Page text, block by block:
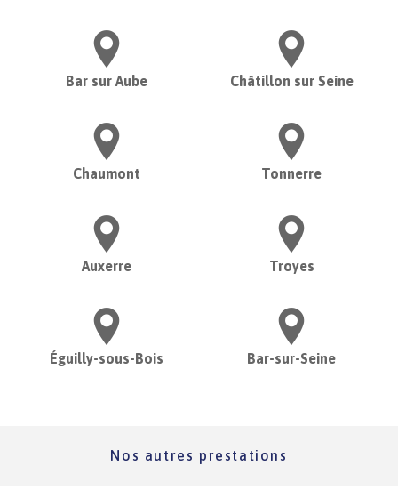
Bar sur Aube Châtillon sur Seine
Chaumont Tonnerre
Auxerre Troyes
Éguilly-sous-Bois Bar-sur-Seine
Nos autres prestations